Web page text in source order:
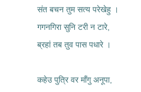
संत बचन तुम सत्य परेखेहु ।
गगनगिरा सुनि टरी न टारे,
ब्रहां तब तुव पास पधारे ।
कहेउ पुत्रि वर माँगु अनूपा,